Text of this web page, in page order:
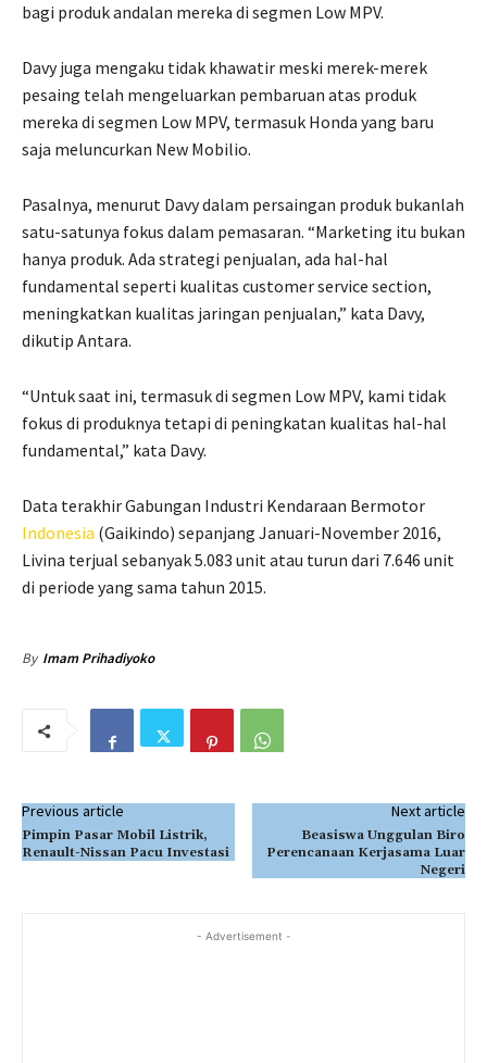
bagi produk andalan mereka di segmen Low MPV.
Davy juga mengaku tidak khawatir meski merek-merek
pesaing telah mengeluarkan pembaruan atas produk
mereka di segmen Low MPV, termasuk Honda yang baru
saja meluncurkan New Mobilio.
Pasalnya, menurut Davy dalam persaingan produk bukanlah
satu-satunya fokus dalam pemasaran. “Marketing itu bukan
hanya produk. Ada strategi penjualan, ada hal-hal
fundamental seperti kualitas customer service section,
meningkatkan kualitas jaringan penjualan,” kata Davy,
dikutip Antara.
“Untuk saat ini, termasuk di segmen Low MPV, kami tidak
fokus di produknya tetapi di peningkatan kualitas hal-hal
fundamental,” kata Davy.
Data terakhir Gabungan Industri Kendaraan Bermotor
Indonesia (Gaikindo) sepanjang Januari-November 2016,
Livina terjual sebanyak 5.083 unit atau turun dari 7.646 unit
di periode yang sama tahun 2015.
By Imam Prihadiyoko
Previous article
Pimpin Pasar Mobil Listrik,
Renault-Nissan Pacu Investasi
Next article
Beasiswa Unggulan Biro
Perencanaan Kerjasama Luar
Negeri
- Advertisement -